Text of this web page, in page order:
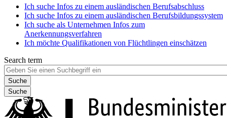
Ich suche Infos zu einem ausländischen Berufsabschluss
Ich suche Infos zu einem ausländischen Berufsbildungssystem
Ich suche als Unternehmen Infos zum
Anerkennungsverfahren
Ich möchte Qualifikationen von Flüchtlingen einschätzen
Search term
Suche